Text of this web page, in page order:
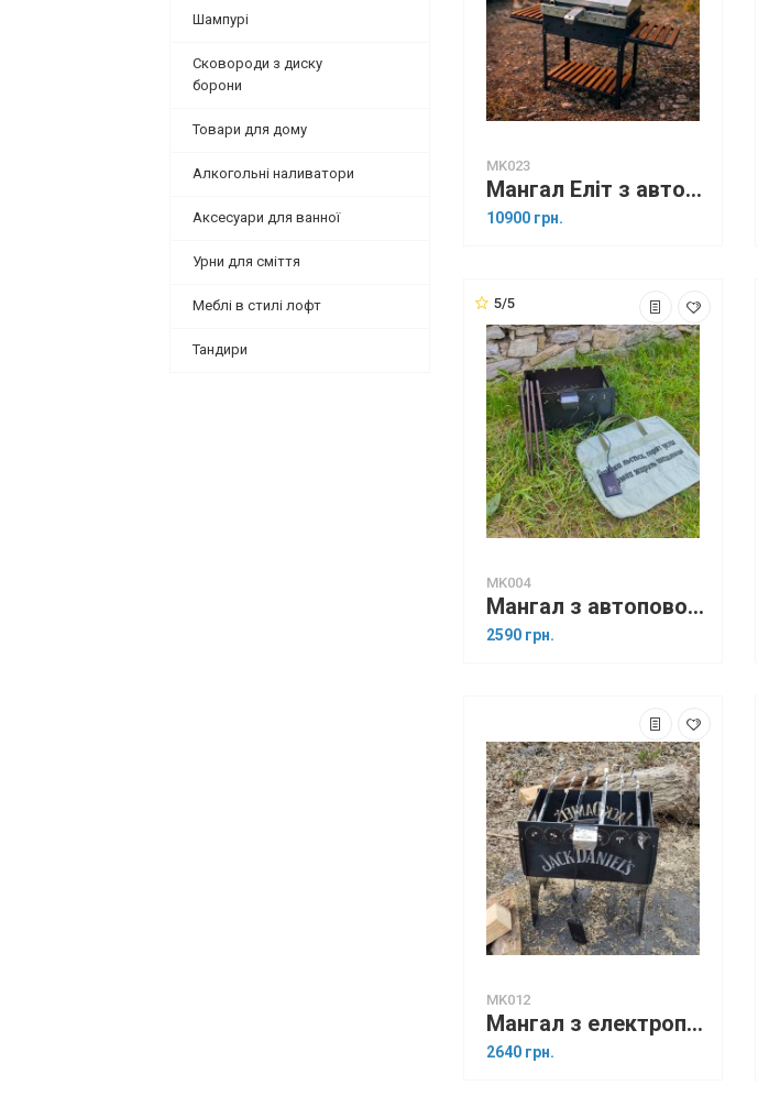
Шампурі
Сковороди з диску
борони
Товари для дому
Алкогольні наливатори
Аксесуари для ванної
Урни для сміття
Меблі в стилі лофт
Тандири
MK023
Мангал Еліт з автоповоротом на 8 шампурів
10900 грн.
5/5
MK004
Мангал з автоповоротом на 6 шампурів + ножки
2590 грн.
MK012
Мангал з електроприводом на 6 шампурів (Jack daniels)
2640 грн.